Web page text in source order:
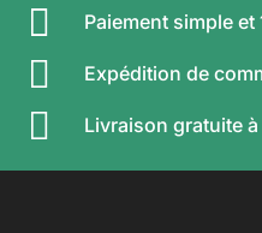
 Paiement simple
 Expédition de
 Livraison gratuite